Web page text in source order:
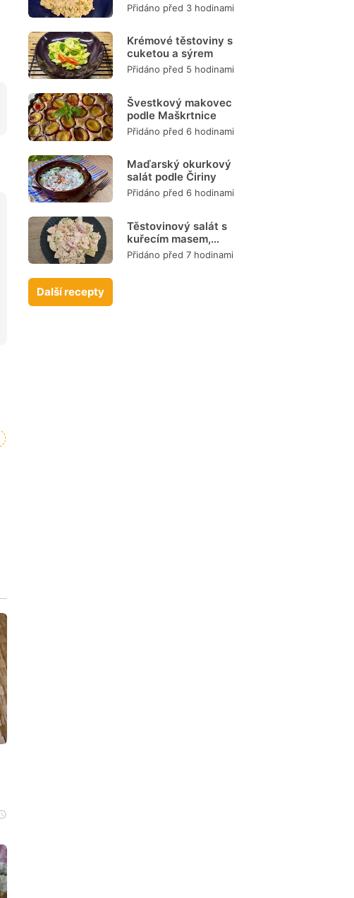
zeleninou
Přidáno před 3 hodinami
Krémové těstoviny s
cuketou a sýrem
Přidáno před 5 hodinami
Švestkový makovec
podle Maškrtnice
Přidáno před 6 hodinami
Maďarský okurkový
salát podle Čiriny
Přidáno před 6 hodinami
Těstovinový salát s
kuřecím masem,
zeleninou a
dresinkem
Přidáno před 7 hodinami
Další recepty